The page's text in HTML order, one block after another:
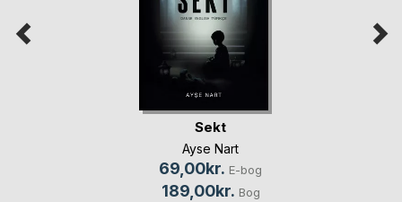
Sekt
Ayse Nart
69,00kr. E-bog
189,00kr. Bog